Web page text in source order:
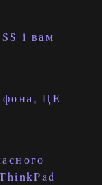
і вам
ЦЕ